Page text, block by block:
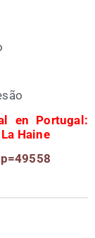
en Por­tu­gal:
Haine